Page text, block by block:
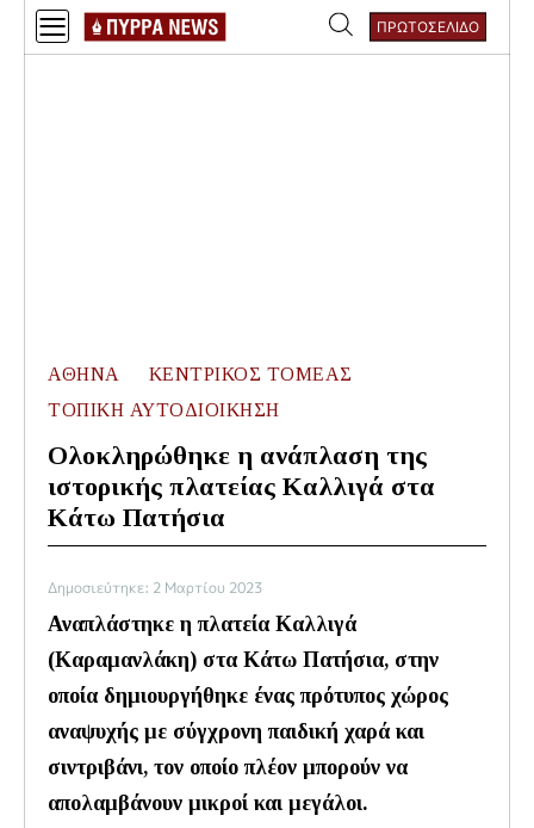
Αναζήτηση
ΠΡΩΤΟΣΕΛΙΔΟ
ΑΘΗΝΑ
ΚΕΝΤΡΙΚΟΣ ΤΟΜΕΑΣ
ΤΟΠΙΚΗ ΑΥΤΟΔΙΟΙΚΗΣΗ
Ολοκληρώθηκε η ανάπλαση της
ιστορικής πλατείας Καλλιγά στα
Κάτω Πατήσια
Δημοσιεύτηκε: 2 Μαρτίου 2023
Αναπλάστηκε η πλατεία Καλλιγά
(Καραμανλάκη) στα Κάτω Πατήσια, στην
οποία δημιουργήθηκε ένας πρότυπος χώρος
αναψυχής με σύγχρονη παιδική χαρά και
σιντριβάνι, τον οποίο πλέον μπορούν να
απολαμβάνουν μικροί και μεγάλοι.